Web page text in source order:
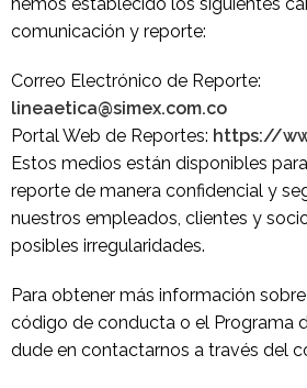
hemos establecido los siguientes
comunicación y reporte:
Correo Electrónico de Reporte:
lineaetica@simex.com.co
Portal Web de Reportes: https://
Estos medios están disponibles
reporte de manera confidencial y
nuestros empleados, clientes y
posibles irregularidades.
Para obtener más información
código de conducta o el Programa
dude en contactarnos a través del